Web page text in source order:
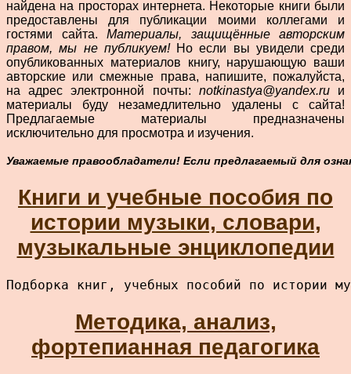
найдена на просторах интернета. Некоторые книги были
предоставлены для публикации моими коллегами и
гостями сайта. Материалы, защищённые авторским
правом, мы не публикуем!Но если вы увидели среди
опубликованных материалов книгу, нарушающую ваши
авторские или смежные права, напишите, пожалуйста,
на адрес электронной почты: notkinastya@yandex.ruи
материалы буду незамедлительно удалены с сайта!
Предлагаемые материалы предназначены
исключительно для просмотра и изучения.
Уважаемые правообладатели! Если предлагаемый для
Книги и учебные пособия по
истории музыки, словари,
музыкальные энциклопедии
Подборка книг, учебных пособий по истории
Методика, анализ,
фортепианная педагогика